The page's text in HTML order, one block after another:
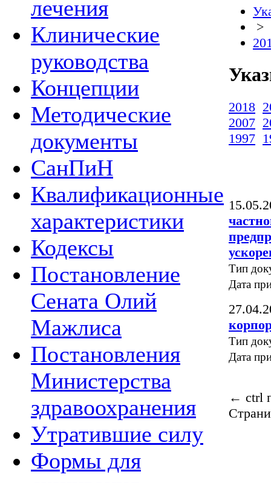
лечения
Клинические
руководства
Концепции
Методические
документы
СанПиН
Квалификационные
характеристики
Кодексы
Постановление
Сената Олий
Мажлиса
Постановления
Министерства
здравоохранения
Утратившие силу
Формы для
>
2018
2007
1997
Тип
Дата
Тип
Дата
← ctrl